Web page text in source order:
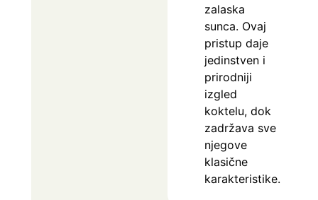
zalaska
sunca. Ovaj
pristup daje
jedinstven i
prirodniji
izgled
koktelu, dok
zadržava sve
njegove
klasične
karakteristike.